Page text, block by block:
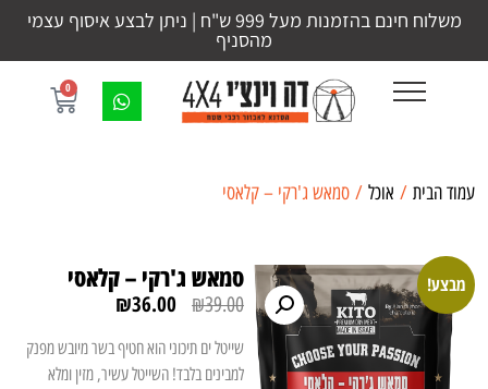
משלוח חינם בהזמנות מעל 999 ש"ח | ניתן לבצע איסוף עצמי
מהסניף
0
עמוד הבית / אוכל / סמאש ג'רקי – קלאסי
מבצע! סמאש ג'רקי – קלאסי
₪39.00
₪36.00
שייטל ים תיכוני הוא חטיף בשר מיובש מפנק
למבינים בלבד! השייטל עשיר, מזין ומלא